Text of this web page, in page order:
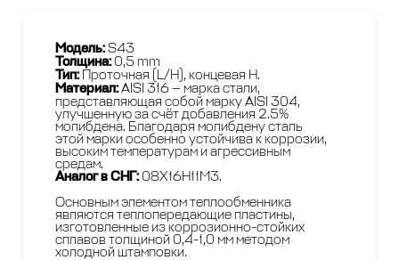
Модель:S43
Толщина:0,5 mm
Тип:Проточная (L/H), концевая H.
Материал:AISI 316 — марка стали,
представляющая собой марку AISI 304,
улучшенную за счёт добавления 2.5%
молибдена. Благодаря молибдену сталь
этой марки особенно устойчива к коррозии,
высоким температурам и агрессивным
средам.
Аналог в СНГ:08Х16Н11М3.
Основным элементом теплообменника
являются теплопередающие пластины,
изготовленные из коррозионно-стойких
сплавов толщиной 0,4-1,0 мм методом
холодной штамповки.